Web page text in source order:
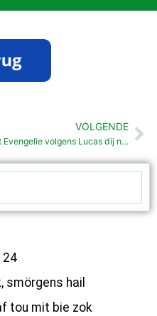
VOLGENDE
t Evengelie volgens Lucas dij noar Emmaüs gingen (24:13-35)
24
smörgens hail
tou mit bie zok